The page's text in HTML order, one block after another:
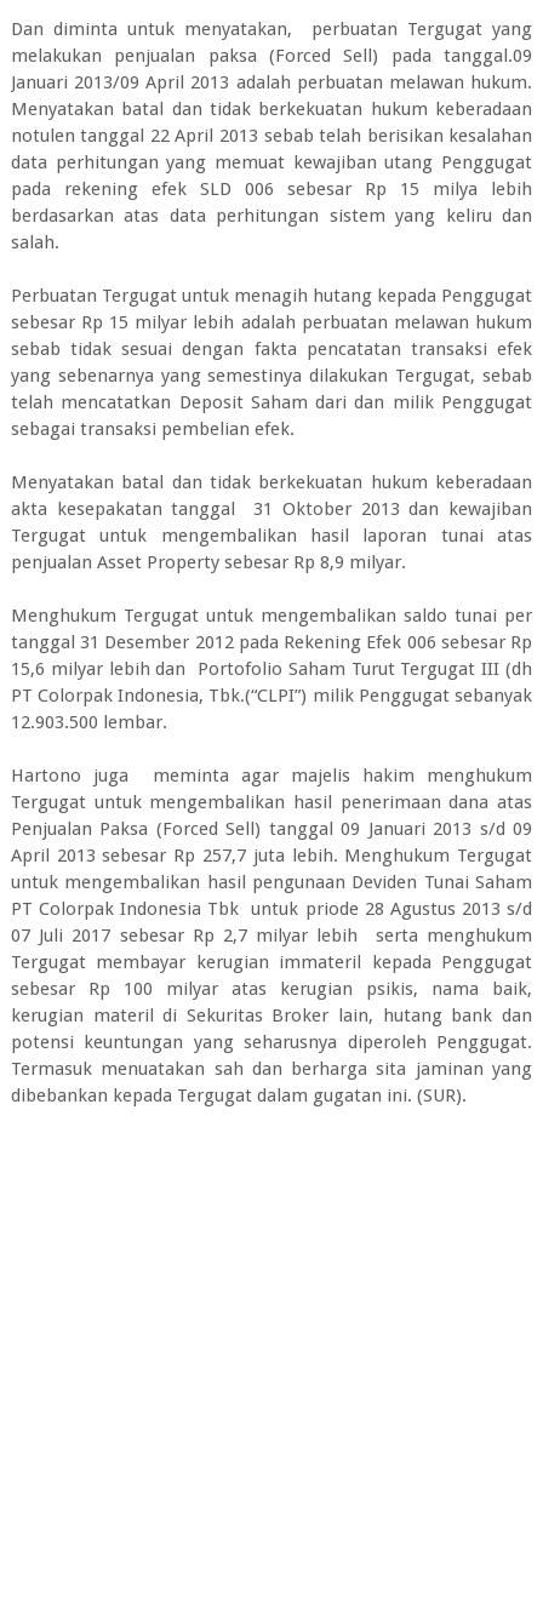
Dan diminta untuk menyatakan, perbuatan Tergugat yang
melakukan penjualan paksa (Forced Sell) pada tanggal.09
Januari 2013/09 April 2013 adalah perbuatan melawan hukum.
Menyatakan batal dan tidak berkekuatan hukum keberadaan
notulen tanggal 22 April 2013 sebab telah berisikan kesalahan
data perhitungan yang memuat kewajiban utang Penggugat
pada rekening efek SLD 006 sebesar Rp 15 milya lebih
berdasarkan atas data perhitungan sistem yang keliru dan
salah.
Perbuatan Tergugat untuk menagih hutang kepada Penggugat
sebesar Rp 15 milyar lebih adalah perbuatan melawan hukum
sebab tidak sesuai dengan fakta pencatatan transaksi efek
yang sebenarnya yang semestinya dilakukan Tergugat, sebab
telah mencatatkan Deposit Saham dari dan milik Penggugat
sebagai transaksi pembelian efek.
Menyatakan batal dan tidak berkekuatan hukum keberadaan
akta kesepakatan tanggal 31 Oktober 2013 dan kewajiban
Tergugat untuk mengembalikan hasil laporan tunai atas
penjualan Asset Property sebesar Rp 8,9 milyar.
Menghukum Tergugat untuk mengembalikan saldo tunai per
tanggal 31 Desember 2012 pada Rekening Efek 006 sebesar Rp
15,6 milyar lebih dan Portofolio Saham Turut Tergugat III (dh
PT Colorpak Indonesia, Tbk.(“CLPI”) milik Penggugat sebanyak
12.903.500 lembar.
Hartono juga meminta agar majelis hakim menghukum
Tergugat untuk mengembalikan hasil penerimaan dana atas
Penjualan Paksa (Forced Sell) tanggal 09 Januari 2013 s/d 09
April 2013 sebesar Rp 257,7 juta lebih. Menghukum Tergugat
untuk mengembalikan hasil pengunaan Deviden Tunai Saham
PT Colorpak Indonesia Tbk untuk priode 28 Agustus 2013 s/d
07 Juli 2017 sebesar Rp 2,7 milyar lebih serta menghukum
Tergugat membayar kerugian immateril kepada Penggugat
sebesar Rp 100 milyar atas kerugian psikis, nama baik,
kerugian materil di Sekuritas Broker lain, hutang bank dan
potensi keuntungan yang seharusnya diperoleh Penggugat.
Termasuk menuatakan sah dan berharga sita jaminan yang
dibebankan kepada Tergugat dalam gugatan ini. (SUR).